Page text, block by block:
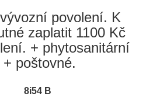
povolení. K
zaplatit 1100 Kč
+ phytosanitární
poštovné.
8i54 B